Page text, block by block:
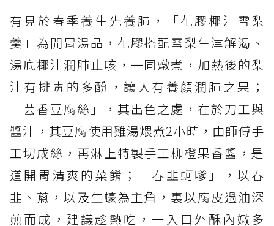
有見於春季養生先養肺，「花膠椰汁雪梨
羹」為開胃湯品，花膠搭配雪梨生津解渴、
湯底椰汁潤肺止咳，一同燉煮，加熱後的梨
汁有排毒的多酚，讓人有養顏潤肺之果；
「芸香豆腐絲」，其出色之處，在於刀工與
醬汁，其豆腐使用雞湯煨煮2小時，由師傅手
工切成絲，再淋上特製手工柳橙果香醬，是
道開胃清爽的菜餚；「春韭蚵嗲」，以春
韭、蔥，以及生蠔為主角，裏以腐皮過油深
煎而成，建議趁熱吃，一入口外酥內嫩多